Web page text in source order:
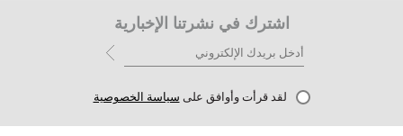
اشترك في نشرتنا الإخبارية
لقد قرأت وأوافق على سياسة الخصوصية